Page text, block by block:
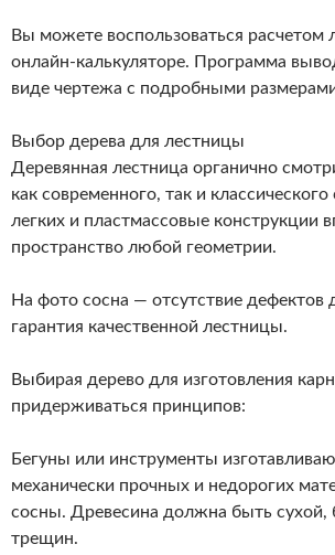
Вы можете воспользоваться расчетом
онлайн-калькуляторе. Программа
виде чертежа с подробными
Выбор дерева для лестницы
Деревянная лестница органично
как современного, так и
легких и пластмассовые конструкции
пространство любой геометрии.
На фото сосна — отсутствие дефектов
гарантия качественной лестницы.
Выбирая дерево для изготовления
придерживаться принципов:
Бегуны или инструменты
механически прочных и недорогих
сосны. Древесина должна быть сухой,
трещин.